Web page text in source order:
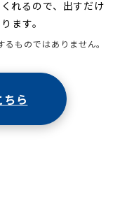
れるので、出すだけ
ます。
ものではありません。
ちら